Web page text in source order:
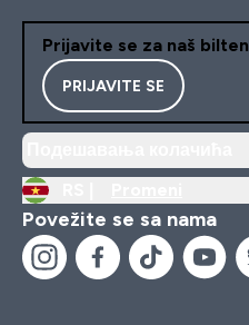
Prijavite se za naš bilten
PRIJAVITE SE
Povežite se sa nama